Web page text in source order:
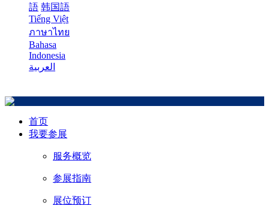
語 韩国語
Tiếng Việt
ภาษาไทย
Bahasa
Indonesia
العربية
首页
我要参展
服务概览
参展指南
展位预订